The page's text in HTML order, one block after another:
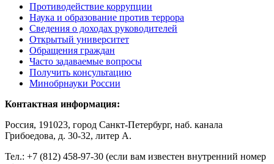
Противодействие коррупции
Наука и образование против террора
Сведения о доходах руководителей
Открытый университет
Обращения граждан
Часто задаваемые вопросы
Получить консультацию
Минобрнауки России
Контактная информация:
Россия, 191023, город Санкт-Петербург, наб. канала
Грибоедова, д. 30-32, литер А.
Тел.: +7 (812) 458-97-30 (если вам известен внутренний номер